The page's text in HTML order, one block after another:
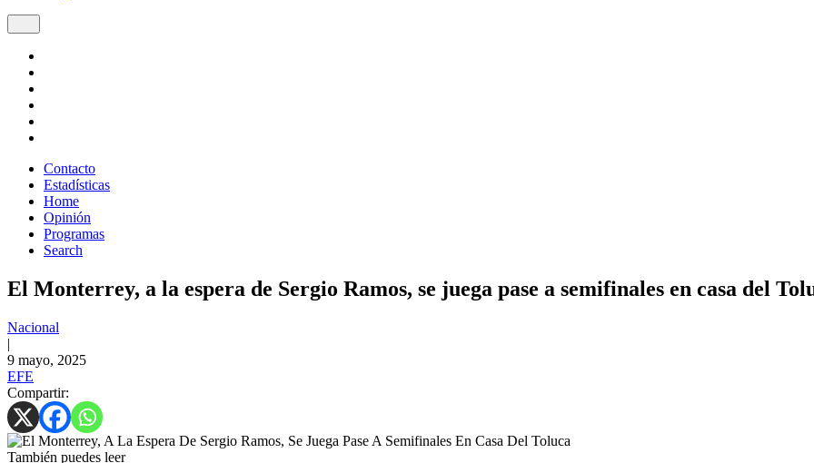
Contacto
Estadísticas
Home
Opinión
Programas
Search
El Monterrey, a la espera de Sergio Ramos, se juega pase a semifinales en casa del
Nacional
|
9 mayo, 2025
EFE
Compartir:
También puedes leer